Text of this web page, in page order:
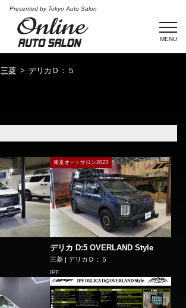
Presented by Tokyo Auto Salon
MENU
三菱 デリカＤ：５
東京オートサロン2023
デリカ D:5 OVERLAND Style
三菱 | デリカＤ：５
IPF